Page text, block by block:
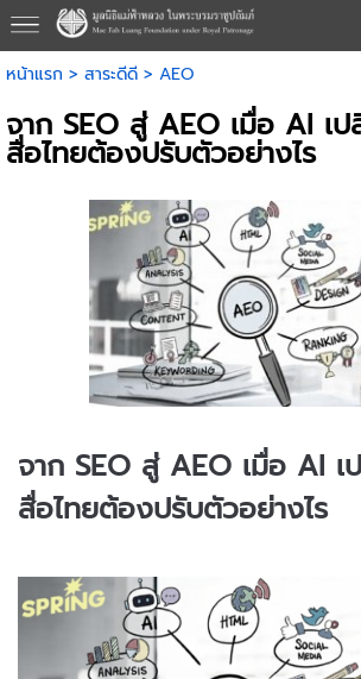
หน้าแรก > สาระดีดี> AEO
จาก SEO สู่ AEO เมื่อ AI เ
สื่อไทยต้องปรับตัวอย่างไร
จาก SEO สู่ AEO เมื่อ AI
สื่อไทยต้องปรับตัวอย่างไร